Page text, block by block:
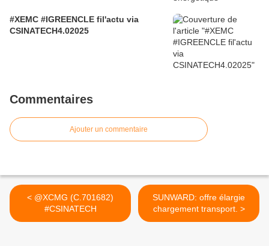
#XEMC #IGREENCLE fil'actu via
CSINATECH4.02025
Commentaires
Ajouter un commentaire
< @XCMG (C.701682)
#CSINATECH
SUNWARD: offre élargie
chargement transport. >